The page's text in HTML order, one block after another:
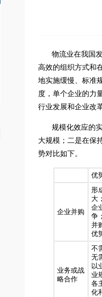
物流业在我国
高效的组织方式和
地实施缓慢、标准
度，单个企业的力
行业发展和企业改
规模化效应的
大规模；二是在保
势对比如下。
优
企业并购
形
大
企
争
并
优
业务或战
略合作
不
无
以
业
各
化